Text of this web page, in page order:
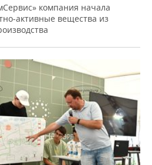
компания начала
активные вещества из